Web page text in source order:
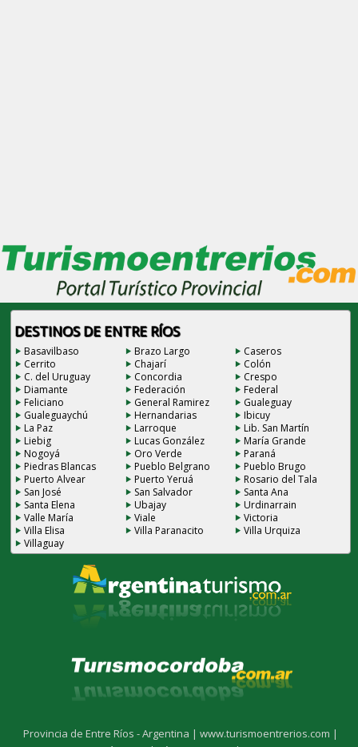
DESTINOS DE ENTRE RÍOS
Basavilbaso Brazo Largo
Caseros
Cerrito
Chajarí
Colón
C. del Uruguay
Concordia
Crespo
Diamante
Federación
Federal
Feliciano
General Ramirez
Gualeguay
Gualeguaychú
Hernandarias
Ibicuy
La Paz
Larroque
Lib. San Martín
Liebig
Lucas González
María Grande
Nogoyá
Oro Verde
Paraná
Piedras Blancas
Pueblo Belgrano
Pueblo Brugo
Puerto Alvear
Puerto Yeruá
Rosario del Tala
San José
San Salvador
Santa Ana
Santa Elena
Ubajay
Urdinarrain
Valle María
Viale
Victoria
Villa Elisa
Villa Paranacito
Villa Urquiza
Villaguay
Provincia de Entre Ríos - Argentina |www.turismoentrerios.com |